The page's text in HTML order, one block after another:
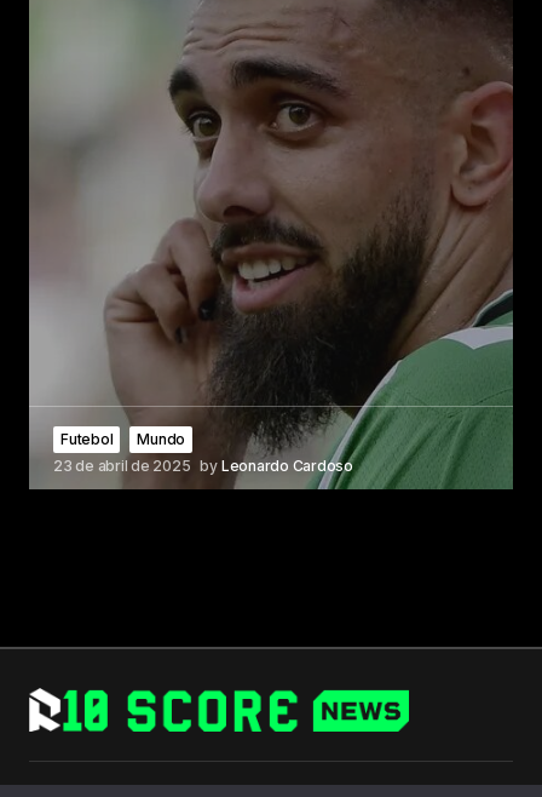
Futebol
Mundo
23 de abril de 2025 by Leonardo Cardoso